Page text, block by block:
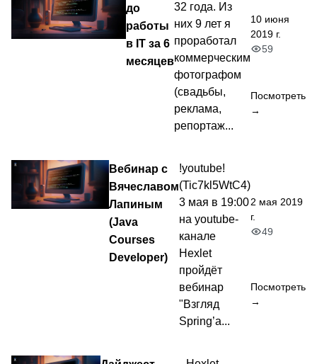
до
работы
в IT за 6
месяцев
32 года. Из
них 9 лет я
проработал
коммерческим
фотографом
(свадьбы,
реклама,
репортаж...
10 июня
2019 г.
59
Посмотреть
→
Вебинар с
Вячеславом
Лапиным
(Java
Courses
Developer)
!youtube!
(Tic7kl5WtC4)
3 мая в 19:00
на youtube-
канале
Hexlet
пройдёт
вебинар
"Взгляд
Spring’а...
2 мая 2019
г.
49
Посмотреть
→